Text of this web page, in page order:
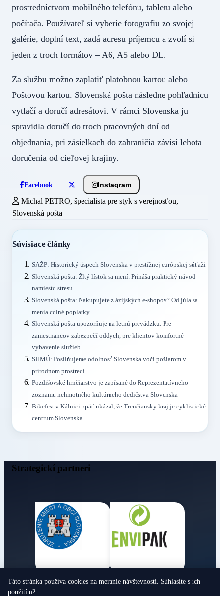
prostredníctvom mobilného telefónu, tabletu alebo
počítača. Používateľ si vyberie fotografiu zo svojej
galérie, doplní text, zadá adresu príjemcu a zvolí si
jeden z troch formátov – A6, A5 alebo DL.
Za službu možno zaplatiť platobnou kartou alebo
Poštovou kartou. Slovenská pošta následne pohľadnicu
vytlačí a doručí adresátovi. V rámci Slovenska ju
spravidla doručí do troch pracovných dní od
objednania, pri zásielkach do zahraničia závisí lehota
doručenia od cieľovej krajiny.
Facebook Instagram
Michal PETRO, špecialista pre styk s verejnosťou,
Slovenská pošta
Súvisiace články
SAŽP: Historický úspech Slovenska v prestížnej európskej súťaži
Slovenská pošta: Žltý lístok sa mení. Prináša praktický návod
namiesto stresu
Slovenská pošta: Nakupujete z ázijských e-shopov? Od júla sa
menia colné poplatky
Slovenská pošta upozorňuje na letnú prevádzku: Pre
zamestnancov zabezpečí oddych, pre klientov komfortné
vybavenie služieb
SHMÚ: Posilňujeme odolnosť Slovenska voči požiarom v
prírodnom prostredí
Pozdišovské hrnčiarstvo je zapísané do Reprezentatívneho
zoznamu nehmotného kultúrneho dedičstva Slovenska
Bikefest v Kálnici opäť ukázal, že Trenčiansky kraj je cyklistické
centrum Slovenska
Strategickí partneri
Obecné noviny
Táto stránka používa cookies na meranie návštevnosti. Súhlasíte s ich
použitím?